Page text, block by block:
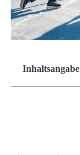
Inhaltsangabe